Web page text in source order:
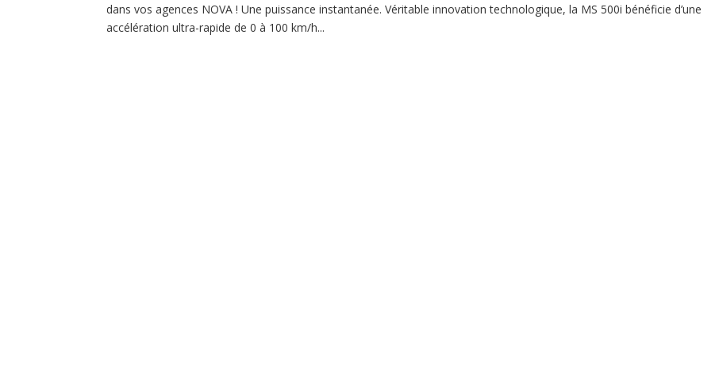
dans vos agences NOVA ! Une puissance instantanée. Véritable innovation technologique, la MS 500i bénéficie d’une
accélération ultra-rapide de 0 à 100 km/h...